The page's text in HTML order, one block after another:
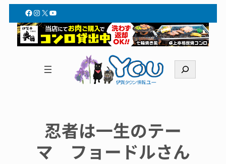
Facebook
Instagram
X YouTube
索
忍者は一生のテー
マ フョードルさん